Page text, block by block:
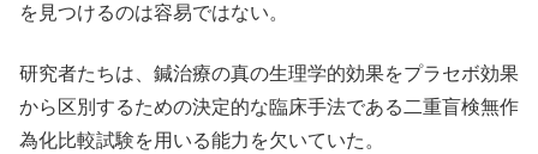
を見つけるのは容易ではない。
研究者たちは、鍼治療の真の生理学的効果をプラセボ効果
から区別するための決定的な臨床手法である二重盲検無作
為化比較試験を用いる能力を欠いていた。